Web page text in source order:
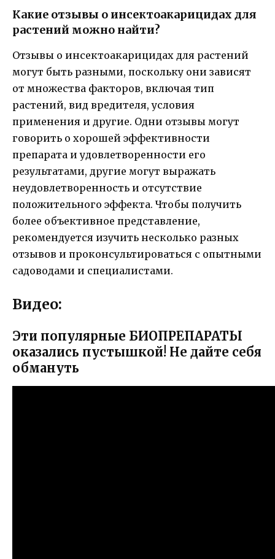
Какие отзывы о инсектоакарицидах для
растений можно найти?
Отзывы о инсектоакарицидах для растений
могут быть разными, поскольку они зависят
от множества факторов, включая тип
растений, вид вредителя, условия
применения и другие. Одни отзывы могут
говорить о хорошей эффективности
препарата и удовлетворенности его
результатами, другие могут выражать
неудовлетворенность и отсутствие
положительного эффекта. Чтобы получить
более объективное представление,
рекомендуется изучить несколько разных
отзывов и проконсультироваться с опытными
садоводами и специалистами.
Видео:
Эти популярные БИОПРЕПАРАТЫ
оказались пустышкой! Не дайте себя
обмануть